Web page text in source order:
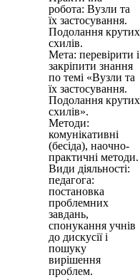
робота: Вузли та
їх застосування.
Подолання крутих
схилів.
Мета: перевірити і
закріпити знання
по темі «Вузли та
їх застосування.
Подолання крутих
схилів».
Методи:
комунікативні
(бесіда), наочно-
практичні методи.
Види діяльності:
педагога:
постановка
проблемних
завдань,
спонукання учнів
до дискусії і
пошуку
вирішення
проблем.